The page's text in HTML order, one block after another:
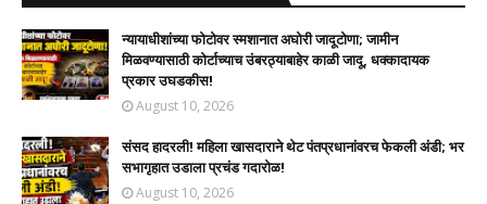
न्यायाधीशांच्या फोटोवर स्मशानात अघोरी जादूटोणा; जामीन
मिळवण्यासाठी कोर्टाच्याच उंबरठ्याबाहेर काळी जादू, धक्कादायक
प्रकार उघडकीस!
August 10, 2026
संसद हादरली! महिला खासदाराने थेट पंतप्रधानांवरच फेकली अंडी; भर
सभागृहात उडाला प्रचंड गदारोळ!
August 10, 2026